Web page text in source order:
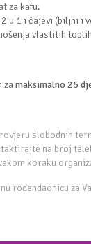
za kafu.
2 u 1 i čajevi (biljni i
vlastitih
zamaksimalno 25
slobodnih
na broj
koraku
rođendaonicu za